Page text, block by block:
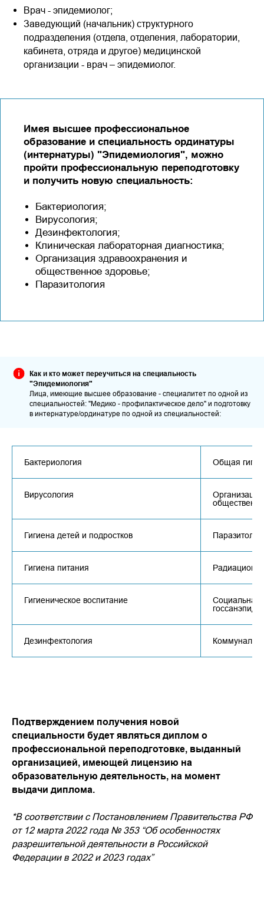
Врач - эпидемиолог;
Заведующий (начальник) структурного
подразделения (отдела, отделения, лаборатории,
кабинета, отряда и другое) медицинской
организации - врач – эпидемиолог.
Имея высшее профессиональное
образование и специальность ординатуры
(интернатуры) "Эпидемиология", можно
пройти профессиональную переподготовку
и получить новую специальность:
Бактериология;
Вирусология;
Дезинфектология;
Клиническая лабораторная диагностика;
Организация здравоохранения и
общественное здоровье;
Паразитология
Как и кто может переучиться на специальность
"Эпидемиология"
Лица, имеющие высшее образование - специалитет по одной из
специальностей: "Медико - профилактическое дело" и подготовку
в интернатуре/ординатуре по одной из специальностей:
Бактериология Общая
Вирусология
Гигиена детей и подростков
Гигиена питания
Гигиеническое воспитание
Социальная
Дезинфектология
Подтверждением получения новой
специальности будет являться диплом о
профессиональной переподготовке, выданный
организацией, имеющей лицензию на
образовательную деятельность, на момент
выдачи диплома.
*В соответствии с Постановлением Правительства РФ
от 12 марта 2022 года № 353 “Об особенностях
разрешительной деятельности в Российской
Федерации в 2022 и 2023 годах”